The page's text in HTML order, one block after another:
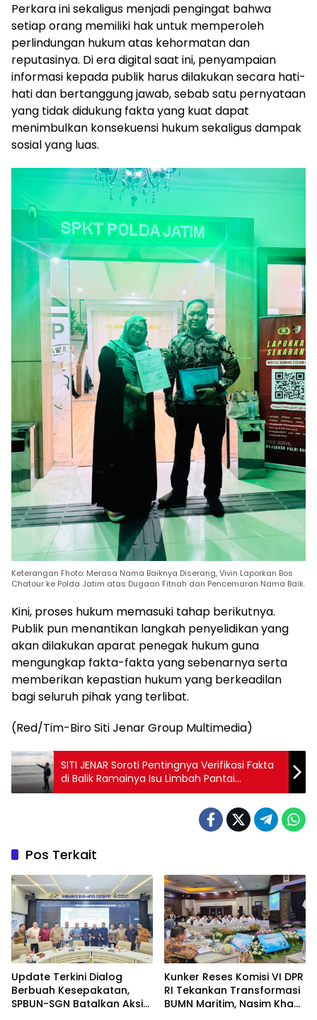
Perkara ini sekaligus menjadi pengingat bahwa
setiap orang memiliki hak untuk memperoleh
perlindungan hukum atas kehormatan dan
reputasinya. Di era digital saat ini, penyampaian
informasi kepada publik harus dilakukan secara hati-
hati dan bertanggung jawab, sebab satu pernyataan
yang tidak didukung fakta yang kuat dapat
menimbulkan konsekuensi hukum sekaligus dampak
sosial yang luas.
Keterangan Fhoto: Merasa Nama Baiknya Diserang, Vivin Laporkan Bos
Chatour ke Polda Jatim atas Dugaan Fitnah dan Pencemaran Nama Baik.
Kini, proses hukum memasuki tahap berikutnya.
Publik pun menantikan langkah penyelidikan yang
akan dilakukan aparat penegak hukum guna
mengungkap fakta-fakta yang sebenarnya serta
memberikan kepastian hukum yang berkeadilan
bagi seluruh pihak yang terlibat.
(Red/Tim-Biro Siti Jenar Group Multimedia)
SITI JENAR Soroti Pentingnya Verifikasi Fakta
di Balik Ramainya Isu Limbah Pantai
Tampora
Pos Terkait
Update Terkini Dialog
Berbuah Kesepakatan,
SPBUN-SGN Batalkan Aksi
Kunker Reses Komisi VI DPR
RI Tekankan Transformasi
BUMN Maritim, Nasim Khan